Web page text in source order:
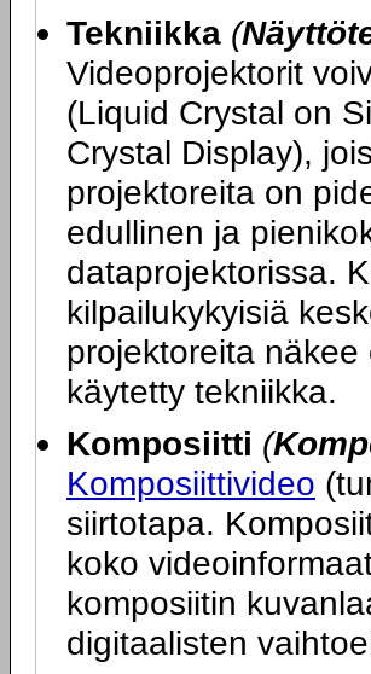
Tekniikka (
Videoprojektorit
(Liquid Crystal on
Crystal Display),
projektoreita on
edullinen ja
dataprojektorissa.
kilpailukykyisiä
projektoreita
käytetty tekniikka.
Komposiitti (
Komposiittivideo
siirtotapa.
koko
komposiitin
digitaalisten